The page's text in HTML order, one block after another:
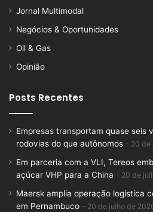
Jornal Multimodal
Negócios & Oportunidades
Oil & Gas
Opinião
Posts Recentes
Empresas transportam quase seis
rodovias do que autônomos
20 de
Em parceria com a VLI, Tereos
açúcar VHP para a China
20 de
Maersk amplia operação logística
em Pernambuco
20 de julho de